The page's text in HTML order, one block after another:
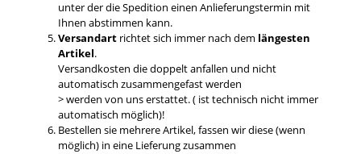
unter der die Spedition einen Anlieferungstermin mit
Ihnen abstimmen kann.
Versandartrichtet sich immer nach dem längesten
Artikel.
Versandkosten die doppelt anfallen und nicht
automatisch zusammengefast werden
> werden von uns erstattet. ( ist technisch nicht immer
automatisch möglich)!
Bestellen sie mehrere Artikel, fassen wir diese (wenn
möglich) in eine Lieferung zusammen